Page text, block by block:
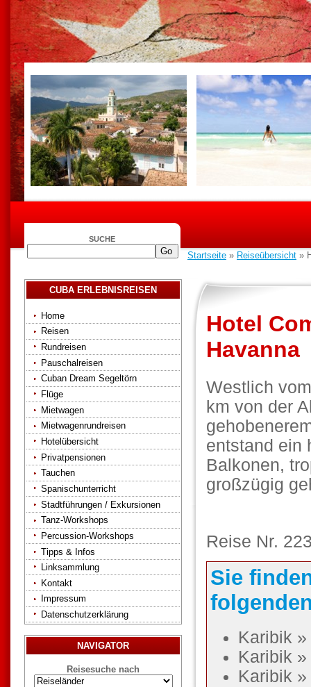
SUCHE
Startseite » Reiseübersicht »
CUBA ERLEBNISREISEN
Home
Reisen
Rundreisen
Pauschalreisen
Cuban Dream Segeltörn
Flüge
Mietwagen
Mietwagenrundreisen
Hotelübersicht
Privatpensionen
Tauchen
Spanischunterricht
Stadtführungen / Exkursionen
Tanz-Workshops
Percussion-Workshops
Tipps & Infos
Linksammlung
Kontakt
Impressum
Datenschutzerklärung
NAVIGATOR
Reisesuche nach
Hotel
Havanna
Westlich
km von der
entstand ein
Balkonen,
großzügig
Reise Nr.
Sie
Karibik »
Karibik »
Karibik »